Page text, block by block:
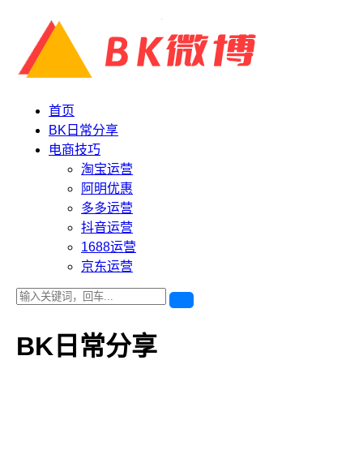
首页
BK日常分享
电商技巧
淘宝运营
阿明优惠
多多运营
抖音运营
1688运营
京东运营
BK日常分享